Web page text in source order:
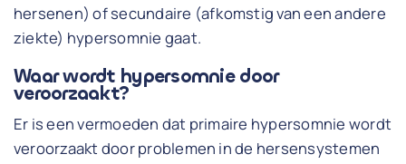
hersenen) of secundaire (afkomstig van een andere
ziekte) hypersomnie gaat.
Waar wordt hypersomnie door
veroorzaakt?
Er is een vermoeden dat primaire hypersomnie wordt
veroorzaakt door problemen in de hersensystemen